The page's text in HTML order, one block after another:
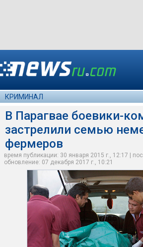
КРИМИНАЛ
В Парагвае боевики-
застрелили семью
фермеров
время публикации: 30 января 2015 г., 12:17 |
обновление: 07 декабря 2017 г., 10:21